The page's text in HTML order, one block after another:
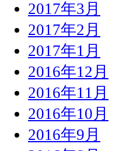
2017年3月
2017年2月
2017年1月
2016年12月
2016年11月
2016年10月
2016年9月